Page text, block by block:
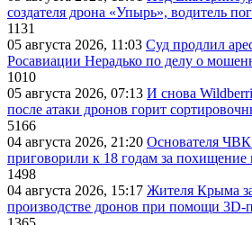
создателя дрона «Упырь», водитель
1131
05 августа 2026, 11:03 Суд продлил
Росавиации Нерадько по делу о
1010
05 августа 2026, 07:13 И снова
после атаки дронов горит
5166
04 августа 2026, 21:20 Основателя
приговорили к 18 годам за
1498
04 августа 2026, 15:17 Жителя Крыма
производстве дронов при помощи